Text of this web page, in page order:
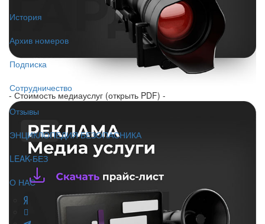
История
Архив номеров
Подписка
Сотрудничество
Отзывы
ЭНЦИКЛОПЕДИЯ БЕЗОПАСНИКА
LEAK-БЕЗ
О НАС
- Стоимость медиауслуг (открыть PDF) -